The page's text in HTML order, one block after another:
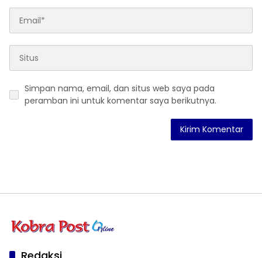
Simpan nama, email, dan situs web saya pada
peramban ini untuk komentar saya berikutnya.